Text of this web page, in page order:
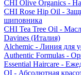
CHI Olive Organics -
CHI Rose Hip Oil -
шиповника
CHI Tea Tree Oil -
Davines (Италия)
Alchemic - Линия для
Authentic Formulas -
Essential Haircare -
OI - Абсолютная